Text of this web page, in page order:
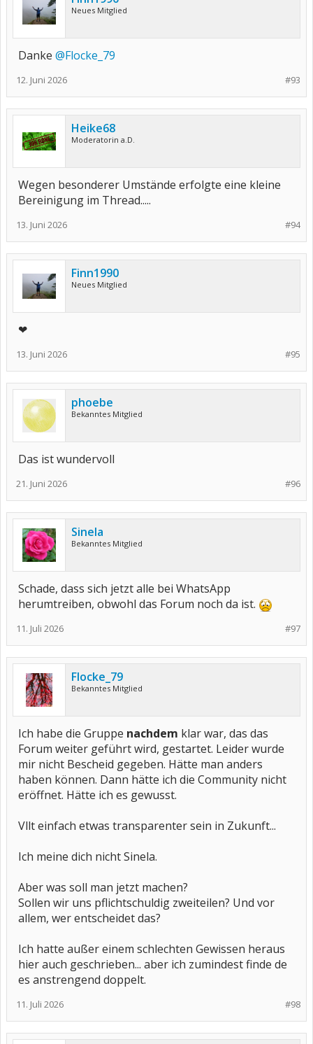
Neues Mitglied
Danke @Flocke_79
#93
12. Juni 2026
Heike68
Moderatorin a.D.
Wegen besonderer Umstände erfolgte eine kleine
Bereinigung im Thread.....
#94
13. Juni 2026
Finn1990
Neues Mitglied
❤
#95
13. Juni 2026
phoebe
Bekanntes Mitglied
Das ist wundervoll
#96
21. Juni 2026
Sinela
Bekanntes Mitglied
Schade, dass sich jetzt alle bei WhatsApp
herumtreiben, obwohl das Forum noch da ist.
#97
11. Juli 2026
Flocke_79
Bekanntes Mitglied
Ich habe die Gruppe nachdem klar war, das das
Forum weiter geführt wird, gestartet. Leider wurde
mir nicht Bescheid gegeben. Hätte man anders
haben können. Dann hätte ich die Community nicht
eröffnet. Hätte ich es gewusst.
Vllt einfach etwas transparenter sein in Zukunft...
Ich meine dich nicht Sinela.
Aber was soll man jetzt machen?
Sollen wir uns pflichtschuldig zweiteilen? Und vor
allem, wer entscheidet das?
Ich hatte außer einem schlechten Gewissen heraus
hier auch geschrieben... aber ich zumindest finde de
es anstrengend doppelt.
#98
11. Juli 2026